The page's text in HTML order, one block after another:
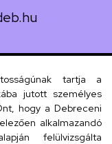
tartja a
jutott személyes
hogy a Debreceni
alkalmazandó
felülvizsgálta